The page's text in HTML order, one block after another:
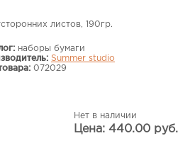
листов, 190гр.
наборы бумаги
Summer studio
072029
Нет в наличии
Цена: 440.00 руб.